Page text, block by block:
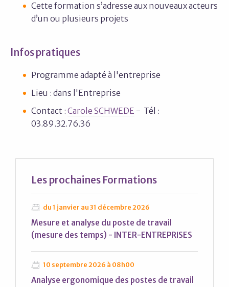
Cette formation s’adresse aux nouveaux acteurs
d’un ou plusieurs projets
Infos pratiques
Programme adapté à l'entreprise
Lieu : dans l'Entreprise
Contact : Carole SCHWEDE - Tél :
03.89.32.76.36
Les prochaines Formations
du 1 janvier au 31 décembre 2026
Mesure et analyse du poste de travail
(mesure des temps) - INTER-ENTREPRISES
10 septembre 2026 à 08h00
Analyse ergonomique des postes de travail